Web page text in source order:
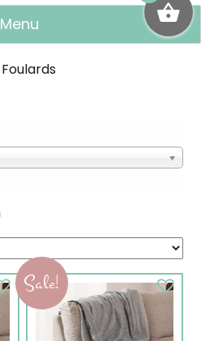
Menu
Gesorteerd
op
nieuwste
Sale!
Dit
product